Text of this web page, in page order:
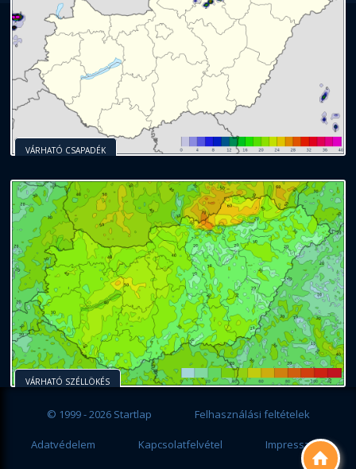

VÁRHATÓ CSAPADÉK
VÁRHATÓ SZÉLLÖKÉS
© 1999 - 2026 Startlap Felhasználási feltételek
Adatvédelem Kapcsolatfelvétel Impresszum